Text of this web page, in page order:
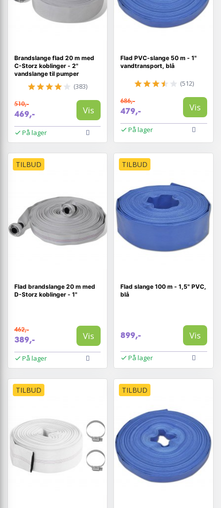
Brandslange flad 20 m med
C-Storz koblinger - 2"
vandslange til pumper
(383)
510,-
469,- Vis
På lager
Flad PVC-slange 50 m - 1"
vandtransport, blå
(512)
686,-
479,- Vis
På lager
TILBUD
Flad brandslange 20 m med
D-Storz koblinger - 1"
462,-
389,- Vis
På lager
TILBUD
Flad slange 100 m - 1,5" PVC,
blå
899,- Vis
På lager
TILBUD TILBUD